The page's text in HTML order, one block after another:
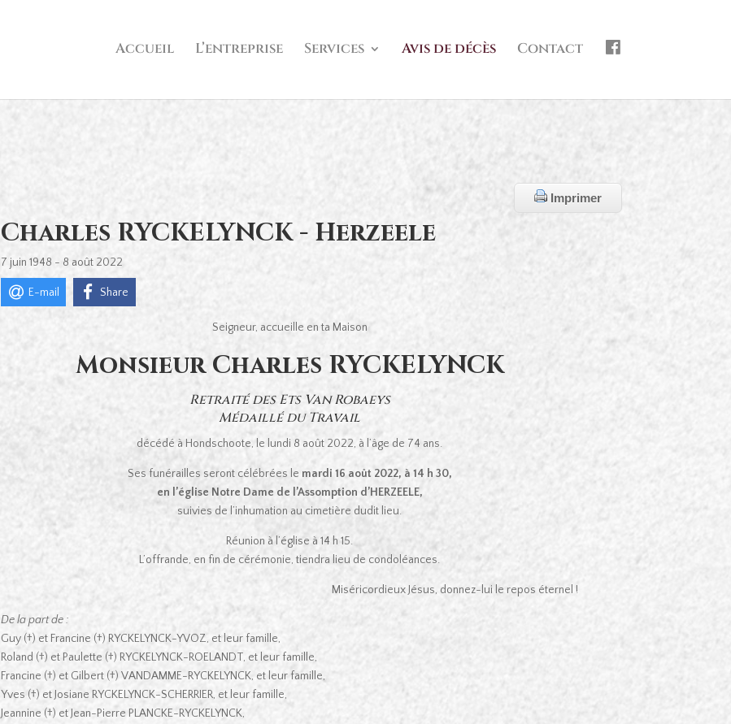
Accueil L’entreprise Services Avis de décès Contact
Imprimer
Charles RYCKELYNCK - Herzeele
7 juin 1948 - 8 août 2022
E-mail Share
Seigneur, accueille en ta Maison
Monsieur Charles RYCKELYNCK
Retraité des Ets Van Robaeys
Médaillé du Travail
décédé à Hondschoote, le lundi 8 août 2022, à l’âge de 74 ans.
Ses funérailles seront célébrées le mardi 16 août 2022, à 14 h 30,
en l’église Notre Dame de l’Assomption d’HERZEELE,
suivies de l’inhumation au cimetière dudit lieu.
Réunion à l’église à 14 h 15.
L’offrande, en fin de cérémonie, tiendra lieu de condoléances.
Miséricordieux Jésus, donnez-lui le repos éternel !
De la part de :
Guy (†) et Francine (†) RYCKELYNCK-YVOZ, et leur famille,
Roland (†) et Paulette (†) RYCKELYNCK-ROELANDT, et leur famille,
Francine (†) et Gilbert (†) VANDAMME-RYCKELYNCK, et leur famille,
Yves (†) et Josiane RYCKELYNCK-SCHERRIER, et leur famille,
Jeannine (†) et Jean-Pierre PLANCKE-RYCKELYNCK,